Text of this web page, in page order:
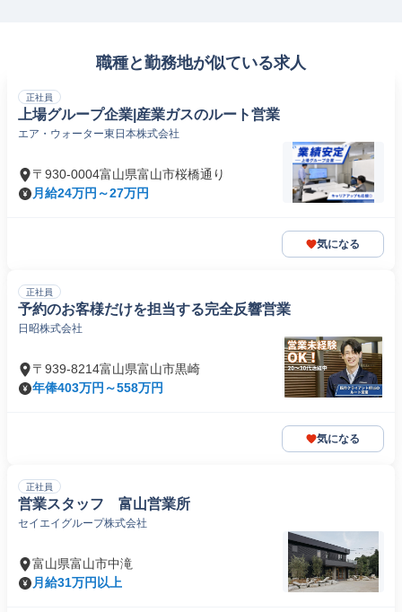
職種と勤務地が似ている求人
正社員
上場グループ企業|産業ガスのルート営業
エア・ウォーター東日本株式会社
〒930-0004富山県富山市桜橋通り
月給24万円～27万円
気になる
正社員
予約のお客様だけを担当する完全反響営業
日昭株式会社
〒939-8214富山県富山市黒崎
年俸403万円～558万円
気になる
正社員
営業スタッフ 富山営業所
セイエイグループ株式会社
富山県富山市中滝
月給31万円以上